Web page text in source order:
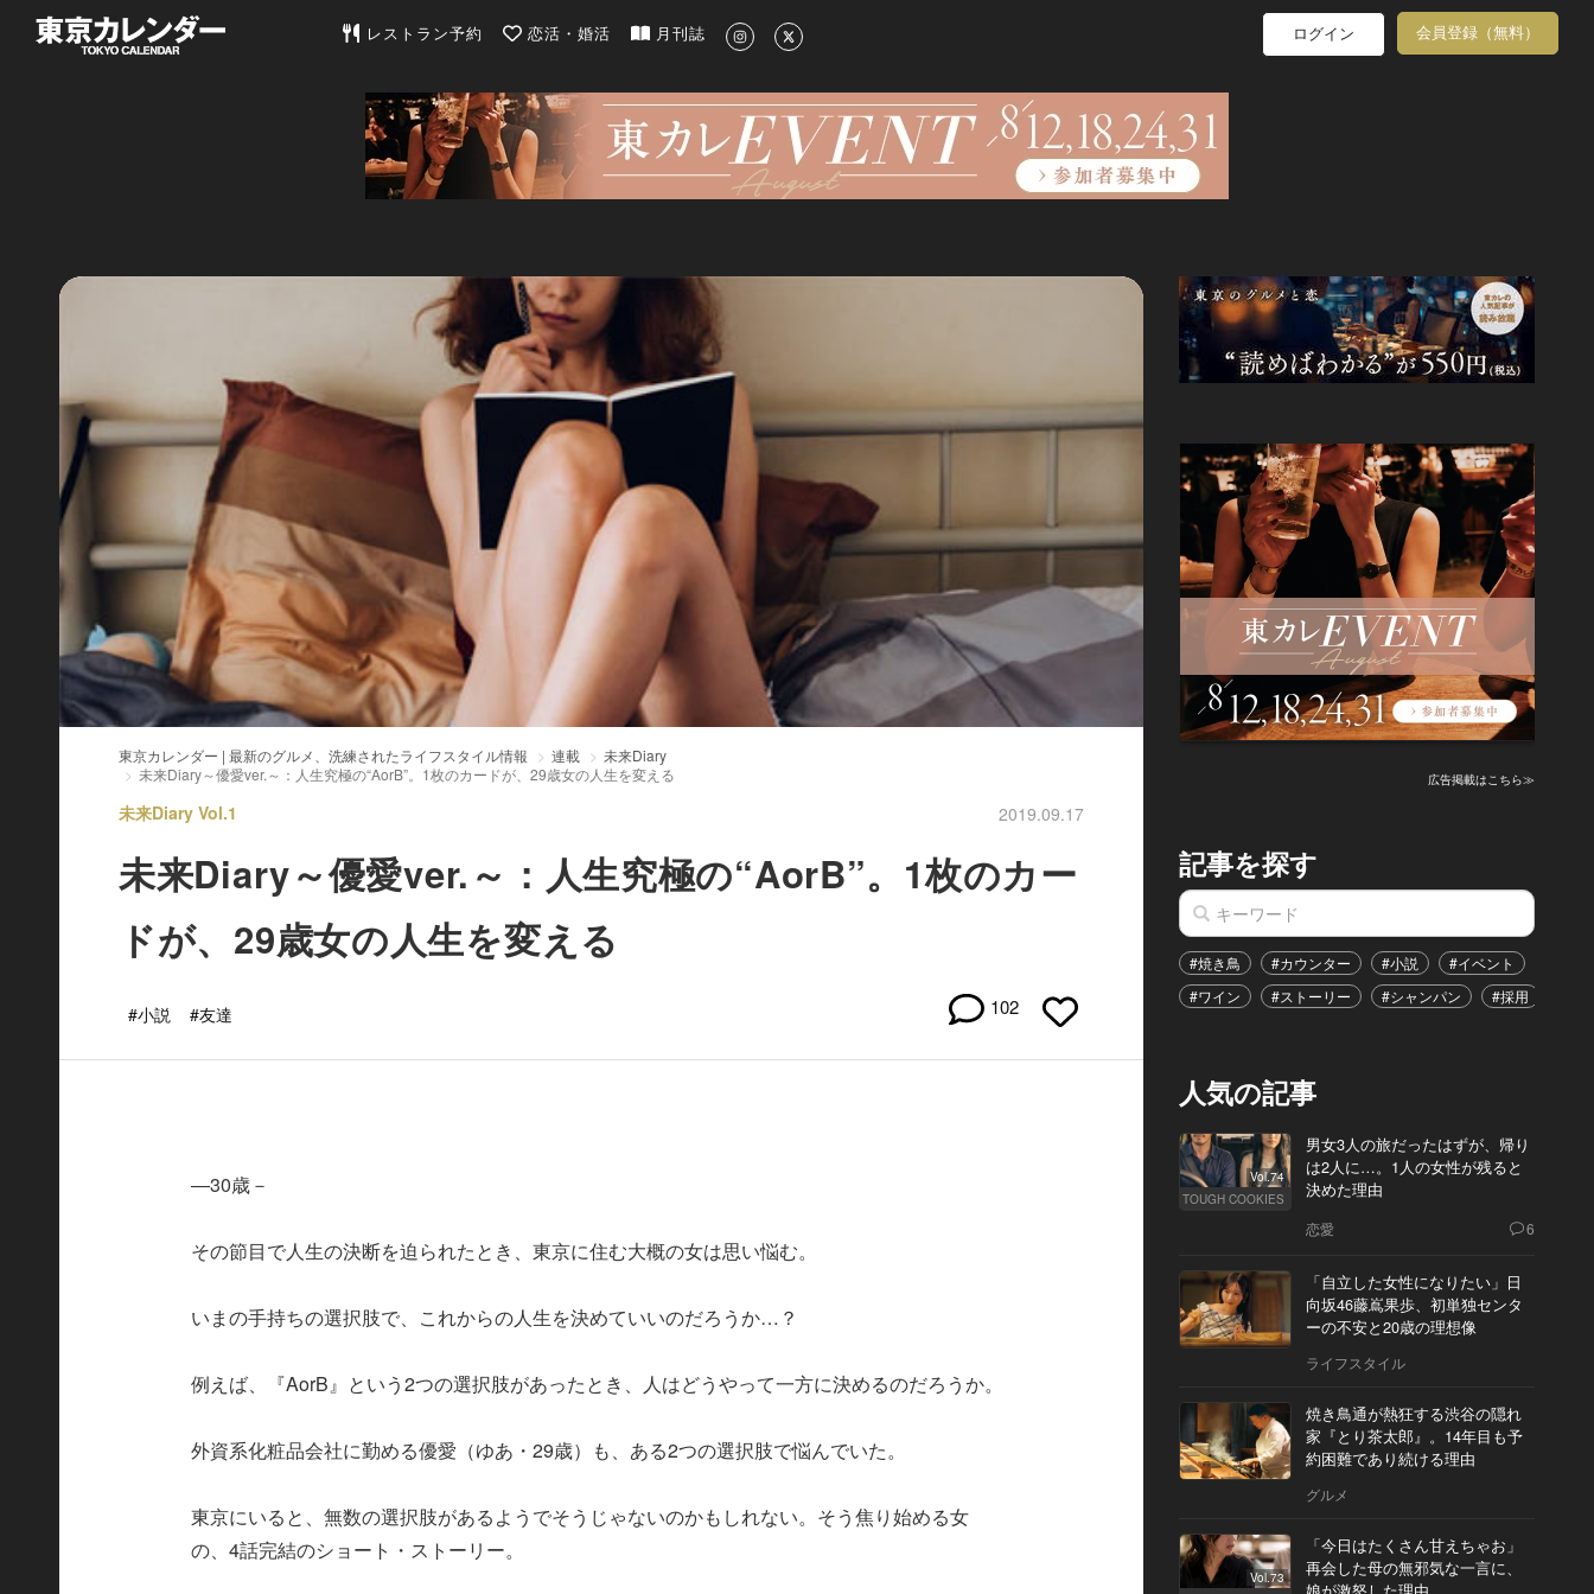
東京カレンダー | 最新のグルメ、洗練されたライフスタイル情報
レストラン予約 恋活・婚活 月刊誌 ログイン 会員登録（無料）
東京カレンダー | 最新のグルメ、洗練されたライフスタイル情報 連載
未来Diary
未来Diary～優愛ver.～：人生究極の“AorB”。1枚のカードが、29歳女の人生を変える
未来Diary Vol.1 2019.09.17
未来Diary～優愛ver.～：人生究極の“AorB”。1枚のカー
ドが、29歳女の人生を変える
#小説 #友達 102
―30歳－
その節目で人生の決断を迫られたとき、東京に住む大概の女は思い悩む。
いまの手持ちの選択肢で、これからの人生を決めていいのだろうか…？
例えば、『AorB』という2つの選択肢があったとき、人はどうやって一方に決めるのだろうか。
外資系化粧品会社に勤める優愛（ゆあ・29歳）も、ある2つの選択肢で悩んでいた。
東京にいると、無数の選択肢があるようでそうじゃないのかもしれない。そう焦り始める女
の、4話完結のショート・ストーリー。
広告掲載はこちら≫
記事を探す
#焼き鳥 #カウンター #小説 #イベント
#ワイン
#ストーリー #シャンパン #採用
人気の記事
Vol.74
TOUGH COOKIES
男女3人の旅だったはずが、帰り
は2人に…。1人の女性が残ると
決めた理由
恋愛 6
「自立した女性になりたい」日
向坂46藤嶌果歩、初単独センタ
ーの不安と20歳の理想像
ライフスタイル
焼き鳥通が熱狂する渋谷の隠れ
家『とり茶太郎』。14年目も予
約困難であり続ける理由
グルメ
Vol.73
「今日はたくさん甘えちゃお」
再会した母の無邪気な一言に、